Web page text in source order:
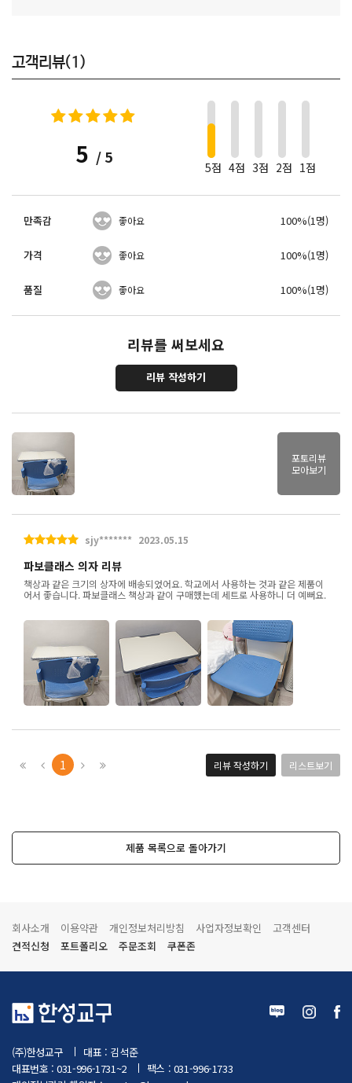
고객리뷰(1)
5 / 5
5점 4점 3점 2점 1점
만족감 좋아요 100%(1명)
가격 좋아요 100%(1명)
품질 좋아요 100%(1명)
리뷰를 써보세요
리뷰 작성하기
포토리뷰
모아보기
sjy******* 2023.05.15
파보클래스 의자 리뷰
책상과 같은 크기의 상자에 배송되었어요. 학교에서 사용하는 것과 같은 제품이
어서 좋습니다. 파보클래스 책상과 같이 구매했는데 세트로 사용하니 더 예뻐요.
1 리뷰 작성하기 리스트보기
제품 목록으로 돌아가기
회사소개 이용약관 개인정보처리방침 사업자정보확인
고객센터
견적신청
포트폴리오 주문조회 쿠폰존
(주)한성교구
대표 : 김석준
대표번호 : 031-996-1731~2
팩스 : 031-996-1733